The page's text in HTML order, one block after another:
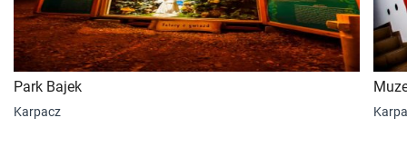
Park Bajek
Karpacz